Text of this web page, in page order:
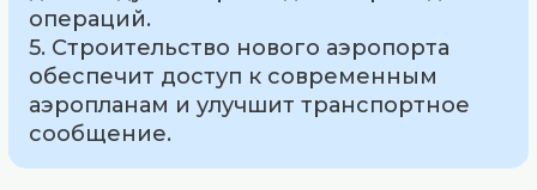
операций.
5. Строительство нового аэропорта
обеспечит доступ к современным
аэропланам и улучшит транспортное
сообщение.